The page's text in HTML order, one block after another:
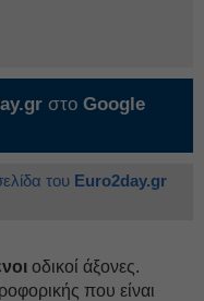
στο Google
του Euro2day.gr
οδικοί άξονες.
που είναι